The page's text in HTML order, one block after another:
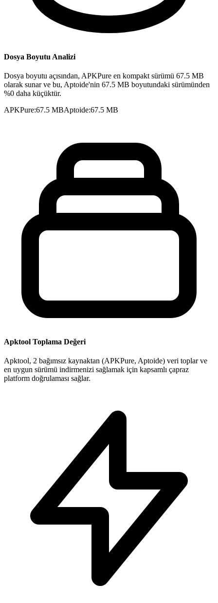
Dosya Boyutu Analizi
Dosya boyutu açısından, APKPure en kompakt sürümü 67.5 MB
olarak sunar ve bu, Aptoide'nin 67.5 MB boyutundaki sürümünden
%0 daha küçüktür.
APKPure:67.5 MBAptoide:67.5 MB
Apktool Toplama Değeri
Apktool, 2 bağımsız kaynaktan (APKPure, Aptoide) veri toplar ve
en uygun sürümü indirmenizi sağlamak için kapsamlı çapraz
platform doğrulaması sağlar.